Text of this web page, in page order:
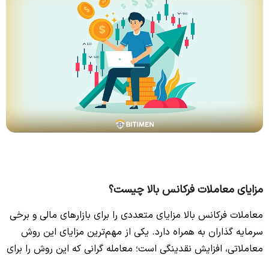
مزایای معاملات فرکانس بالا چیست؟
معاملات فرکانس بالا مزایای متعددی را برای بازارهای مالی و برخی
سرمایه گذاران به همراه دارد. یکی از مهم‌ترین مزایای این روش
معاملاتی، افزایش نقدینگی است؛ معامله گرانی که این روش را برای